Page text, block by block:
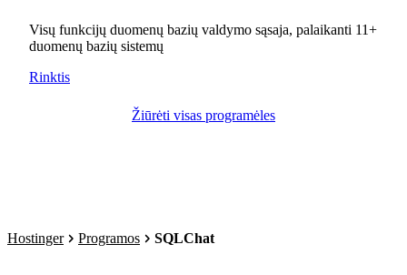
Visų funkcijų duomenų bazių valdymo sąsaja, palaikanti 11+
duomenų bazių sistemų
Rinktis
Žiūrėti visas programėles
Hostinger Programos SQLChat